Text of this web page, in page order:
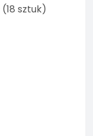
sztuk)